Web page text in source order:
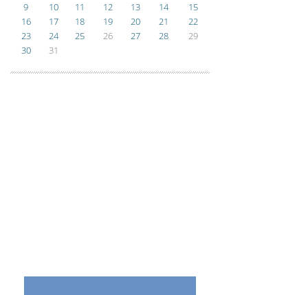
9
10 11 12 13 14
15
16
17 18 19 20 21
22
23
24 25 26 27 28
29
30
31